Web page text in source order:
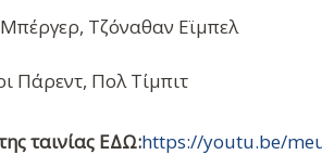
Τζόναθαν Εϊμπελ
Πάρεντ, Πολ Τίμπιτ
ταινίας ΕΔΩ:https://youtu.be/